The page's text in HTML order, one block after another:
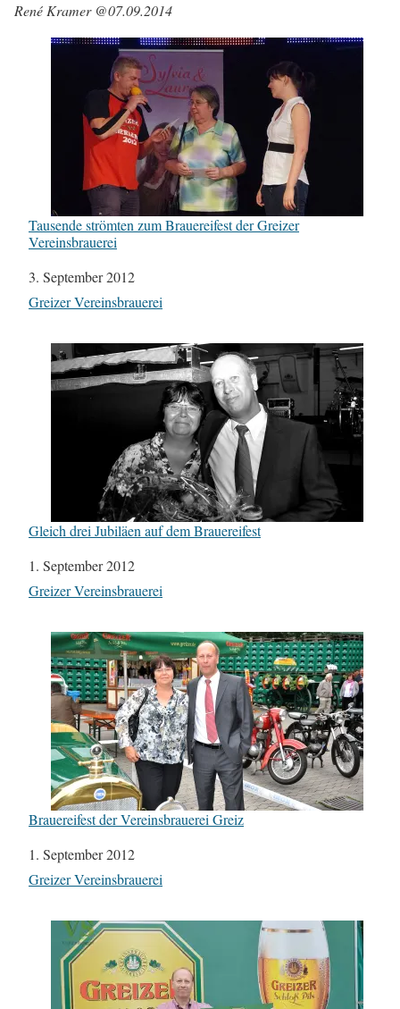
René Kramer @07.09.2014
Tausende strömten zum Brauereifest der Greizer
Vereinsbrauerei
Datum
3. September 2012
In Bezug auf
Greizer Vereinsbrauerei
Gleich drei Jubiläen auf dem Brauereifest
Datum
1. September 2012
In Bezug auf
Greizer Vereinsbrauerei
Brauereifest der Vereinsbrauerei Greiz
Datum
1. September 2012
In Bezug auf
Greizer Vereinsbrauerei